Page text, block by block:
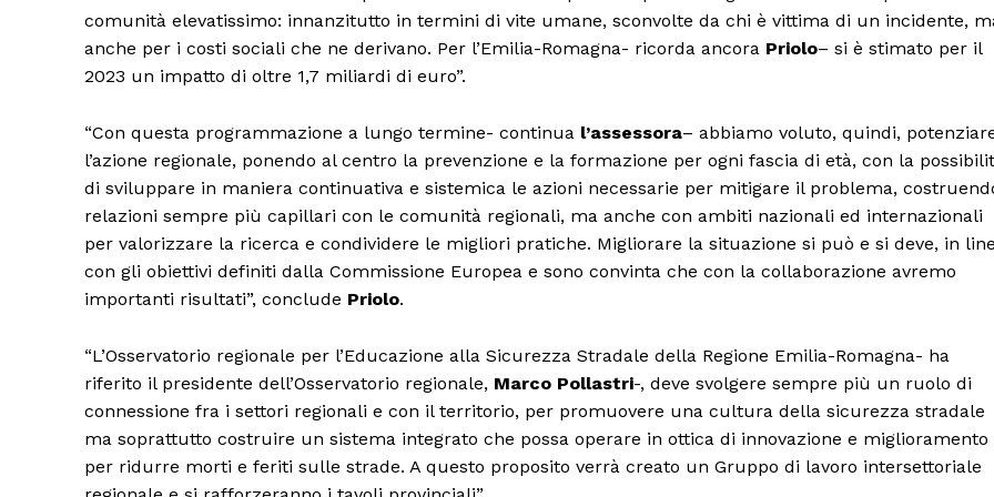
comunità elevatissimo: innanzitutto in termini di vite umane, sconvolte da chi è vittima di un incidente,
anche per i costi sociali che ne derivano. Per l’Emilia-Romagna- ricorda ancora Priolo– si è stimato per il
2023 un impatto di oltre 1,7 miliardi di euro”.
“Con questa programmazione a lungo termine- continua l’assessora– abbiamo voluto, quindi,
l’azione regionale, ponendo al centro la prevenzione e la formazione per ogni fascia di età, con la
di sviluppare in maniera continuativa e sistemica le azioni necessarie per mitigare il problema,
relazioni sempre più capillari con le comunità regionali, ma anche con ambiti nazionali ed internazionali
per valorizzare la ricerca e condividere le migliori pratiche. Migliorare la situazione si può e si deve, in
con gli obiettivi definiti dalla Commissione Europea e sono convinta che con la collaborazione avremo
importanti risultati”, conclude Priolo.
“L’Osservatorio regionale per l’Educazione alla Sicurezza Stradale della Regione Emilia-Romagna- ha
riferito il presidente dell’Osservatorio regionale, Marco Pollastri-, deve svolgere sempre più un ruolo di
connessione fra i settori regionali e con il territorio, per promuovere una cultura della sicurezza stradale
ma soprattutto costruire un sistema integrato che possa operare in ottica di innovazione e miglioramento
per ridurre morti e feriti sulle strade. A questo proposito verrà creato un Gruppo di lavoro intersettoriale